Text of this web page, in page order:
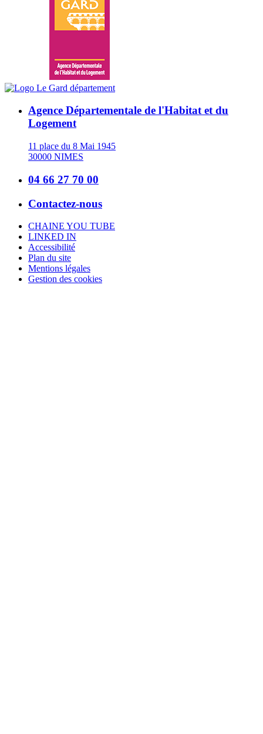
Agence Départementale de l'Habitat et du
Logement
11 place du 8 Mai 1945
30000 NIMES
04 66 27 70 00
Contactez-nous
CHAINE YOU TUBE
LINKED IN
Accessibilité
Plan du site
Mentions légales
Gestion des cookies